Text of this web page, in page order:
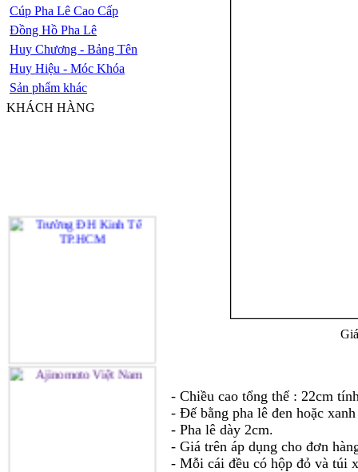
Cúp Pha Lê Cao Cấp
Đồng Hồ Pha Lê
Huy Chương - Bảng Tên
Huy Hiệu - Móc Khóa
Sản phẩm khác
KHÁCH HÀNG
- Chiều cao tổng thể : 22cm
- Đế bằng pha lê đen hoặc
- Pha lê dày 2cm.
- Giá trên áp dụng cho đơn
- Mỗi cái đều có hộp đỏ và túi